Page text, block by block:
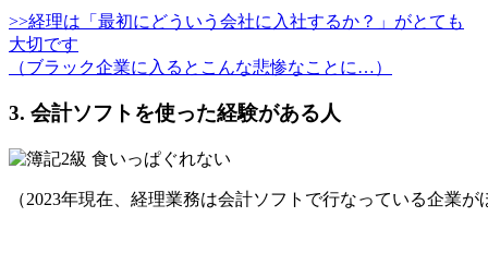
>>経理は「最初にどういう会社に入社するか？」がとても
大切です
（ブラック企業に入るとこんな悲惨なことに…）
3. 会計ソフトを使った経験がある人
（2023年現在、経理業務は会計ソフトで行なっている企業が